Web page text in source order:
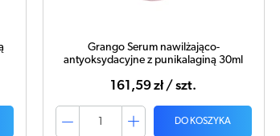
Grango Serum nawilżająco-
antyoksydacyjne z punikalaginą 30ml
161,59 zł / szt.
DO KOSZYKA